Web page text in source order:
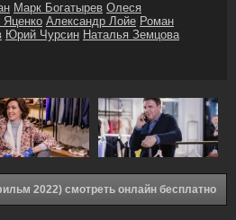
Марк Богатырев Олеся
Яценко Александр Лойе Роман
Юрий Чурсин Наталья Земцова
2022) смотреть онлайн бесплатно